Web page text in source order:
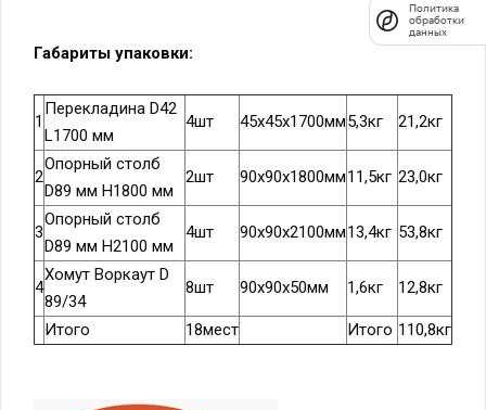
Габариты упаковки:
1
Перекладина D42
L1700 мм
4шт 45х45х1700мм5,3кг 21,2кг
2
Опорный столб
D89 мм H1800 мм
2шт 90х90х1800мм11,5кг 23,0кг
3
Опорный столб
D89 мм H2100 мм
4шт 90х90х2100мм13,4кг 53,8кг
4
Хомут Воркаут D
89/34
8шт 90х90х50мм 1,6кг 12,8кг
Итого 18мест Итого 110,8кг
Политика
обработки
данных